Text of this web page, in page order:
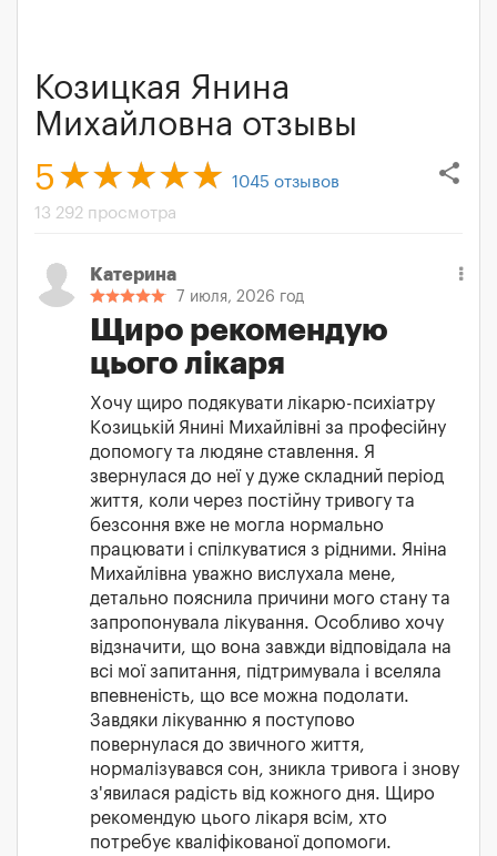
Козицкая Янина
Михайловна отзывы
share
5 1045 отзывов
13 292 просмотра
Катерина
7 июля, 2026 год
Щиро рекомендую
цього лікаря
Хочу щиро подякувати лікарю-психіатру
Козицькій Янині Михайлівні за професійну
допомогу та людяне ставлення. Я
звернулася до неї у дуже складний період
життя, коли через постійну тривогу та
безсоння вже не могла нормально
працювати і спілкуватися з рідними. Яніна
Михайлівна уважно вислухала мене,
детально пояснила причини мого стану та
запропонувала лікування. Особливо хочу
відзначити, що вона завжди відповідала на
всі мої запитання, підтримувала і вселяла
впевненість, що все можна подолати.
Завдяки лікуванню я поступово
повернулася до звичного життя,
нормалізувався сон, зникла тривога і знову
з'явилася радість від кожного дня. Щиро
рекомендую цього лікаря всім, хто
потребує кваліфікованої допомоги.